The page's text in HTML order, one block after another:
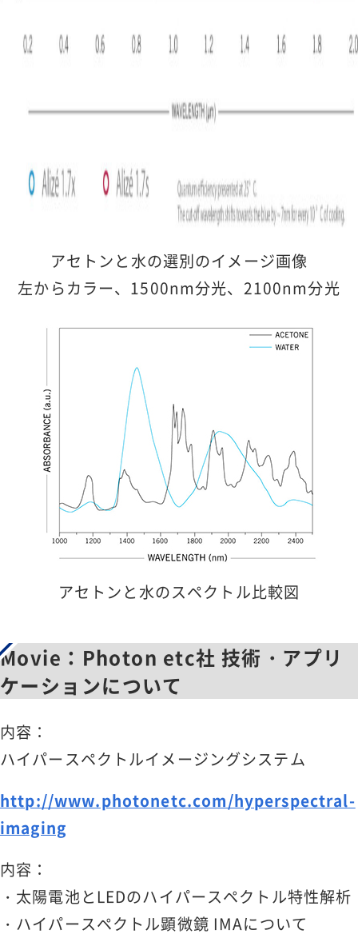
アセトンと水の選別のイメージ画像
左からカラー、1500nm分光、2100nm分光
アセトンと水のスペクトル比較図
Movie：Photon etc社 技術・アプリ
ケーションについて
内容：
ハイパースペクトルイメージングシステム
http://www.photonetc.com/hyperspectral-
imaging
内容：
・太陽電池とLEDのハイパースペクトル特性解析
・ハイパースペクトル顕微鏡 IMAについて